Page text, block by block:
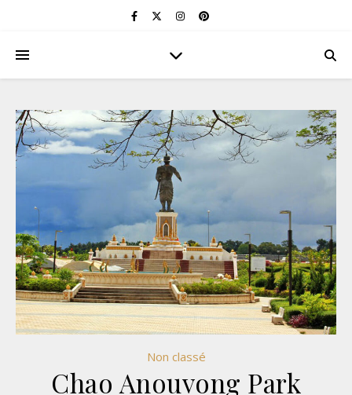
Non classé
Chao Anouvong Park